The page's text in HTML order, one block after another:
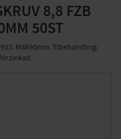
8,8 FZB
50ST
M8X90mm. Ytbehandling: